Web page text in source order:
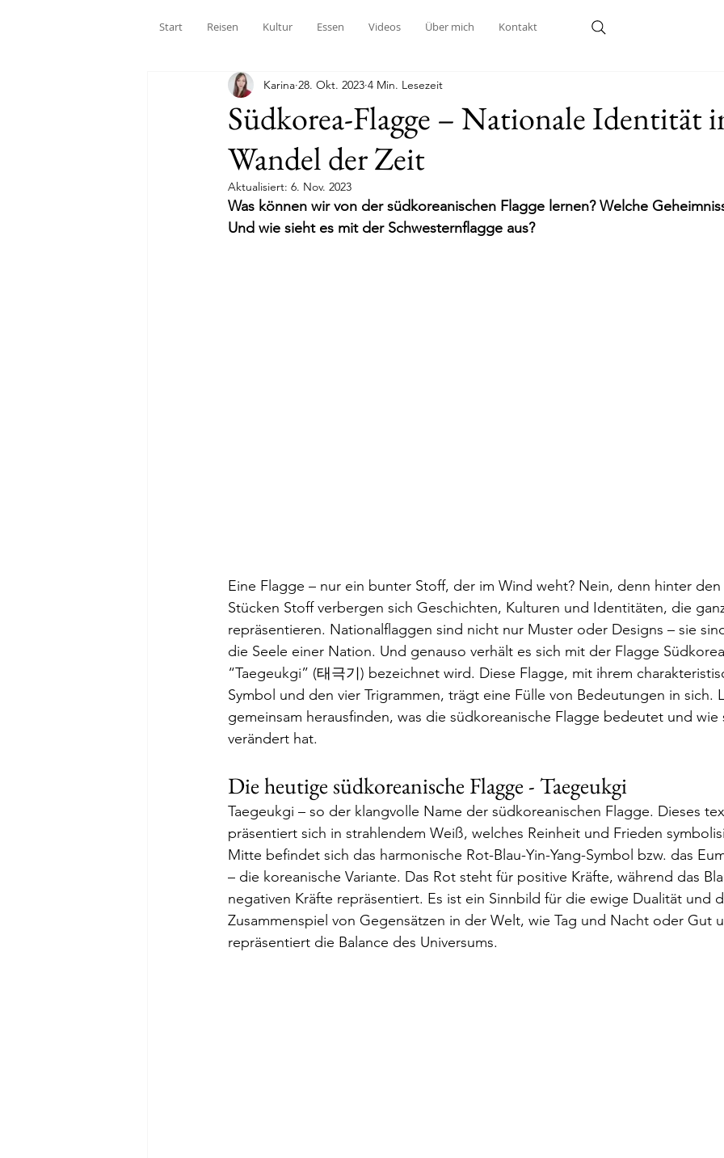
Start Reisen Kultur Essen Videos Über mich Kontakt
Südkorea-Flagge – Nationale Identität
Wandel der Zeit
Karina 28. Okt. 2023 4 Min. Lesezeit
Aktualisiert: 6. Nov. 2023
Was können wir von der südkoreanischen Flagge lernen? Welche
Und wie sieht es mit der Schwesternflagge aus?
Eine Flagge – nur ein bunter Stoff, der im Wind weht? Nein, denn hinter
Stücken Stoff verbergen sich Geschichten, Kulturen und Identitäten, die
repräsentieren. Nationalflaggen sind nicht nur Muster oder Designs – sie
die Seele einer Nation. Und genauso verhält es sich mit der Flagge
“Taegeukgi” (태극기) bezeichnet wird. Diese Flagge, mit ihrem
Symbol und den vier Trigrammen, trägt eine Fülle von Bedeutungen in sich.
gemeinsam herausfinden, was die südkoreanische Flagge bedeutet und wie
verändert hat.
Die heutige südkoreanische Flagge - Taegeukgi
Taegeukgi – so der klangvolle Name der südkoreanischen Flagge. Dieses
präsentiert sich in strahlendem Weiß, welches Reinheit und Frieden
Mitte befindet sich das harmonische Rot-Blau-Yin-Yang-Symbol bzw. das
– die koreanische Variante. Das Rot steht für positive Kräfte, während das
negativen Kräfte repräsentiert. Es ist ein Sinnbild für die ewige Dualität und
Zusammenspiel von Gegensätzen in der Welt, wie Tag und Nacht oder Gut
repräsentiert die Balance des Universums.